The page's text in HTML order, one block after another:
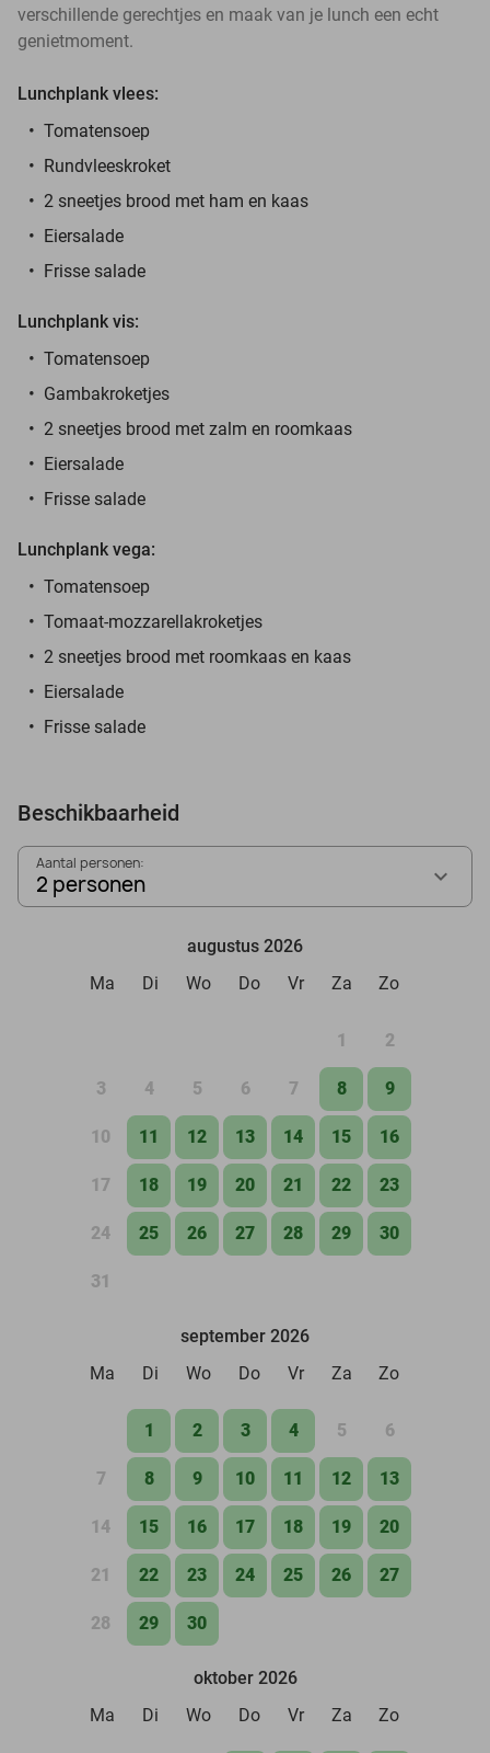
verschillende gerechtjes en maak van je lunch een echt
genietmoment.
Lunchplank vlees:
Tomatensoep
Rundvleeskroket
2 sneetjes brood met ham en kaas
Eiersalade
Frisse salade
Lunchplank vis:
Tomatensoep
Gambakroketjes
2 sneetjes brood met zalm en roomkaas
Eiersalade
Frisse salade
Lunchplank vega:
Tomatensoep
Tomaat-mozzarellakroketjes
2 sneetjes brood met roomkaas en kaas
Eiersalade
Frisse salade
Beschikbaarheid
Aantal personen:
2 personen
augustus 2026
Ma
Di Wo Do Vr Za Zo
1 2
3 4 5 6 7 8 9
10 11 12 13 14 15 16
17 18 19 20 21 22 23
24 25 26 27 28 29 30
31
september 2026
Ma
Di Wo Do Vr Za Zo
1 2 3 4 5 6
7 8 9 10 11 12 13
14 15 16 17 18 19 20
21 22 23 24 25 26 27
28 29 30
oktober 2026
Ma
Di Wo Do Vr Za Zo